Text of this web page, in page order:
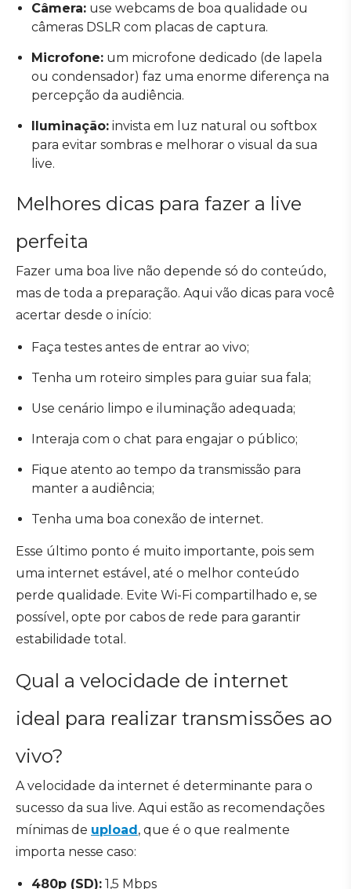
Câmera: use webcams de boa qualidade ou
câmeras DSLR com placas de captura.
Microfone: um microfone dedicado (de lapela
ou condensador) faz uma enorme diferença na
percepção da audiência.
Iluminação: invista em luz natural ou softbox
para evitar sombras e melhorar o visual da sua
live.
Melhores dicas para fazer a live
perfeita
Fazer uma boa live não depende só do conteúdo,
mas de toda a preparação. Aqui vão dicas para você
acertar desde o início:
Faça testes antes de entrar ao vivo;
Tenha um roteiro simples para guiar sua fala;
Use cenário limpo e iluminação adequada;
Interaja com o chat para engajar o público;
Fique atento ao tempo da transmissão para
manter a audiência;
Tenha uma boa conexão de internet.
Esse último ponto é muito importante, pois sem
uma internet estável, até o melhor conteúdo
perde qualidade. Evite Wi-Fi compartilhado e, se
possível, opte por cabos de rede para garantir
estabilidade total.
Qual a velocidade de internet
ideal para realizar transmissões ao
vivo?
A velocidade da internet é determinante para o
sucesso da sua live. Aqui estão as recomendações
mínimas de upload, que é o que realmente
importa nesse caso:
480p (SD): 1,5 Mbps